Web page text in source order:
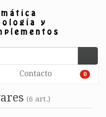
Contacto 0
(6 art.)